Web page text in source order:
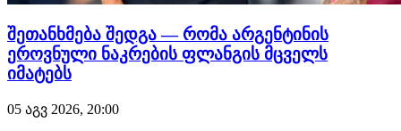
შეთანხმება შედგა — რომა არგენტინის
ეროვნული ნაკრების ფლანგის მცველს
იმატებს
05 აგვ 2026, 20:00